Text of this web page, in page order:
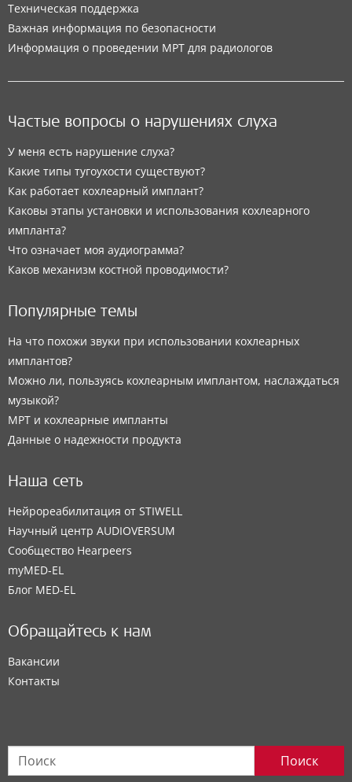
Техническая поддержка
Важная информация по безопасности
Информация о проведении МРТ для радиологов
Частые вопросы о нарушениях слуха
У меня есть нарушение слуха?
Какие типы тугоухости существуют?
Как работает кохлеарный имплант?
Каковы этапы установки и использования кохлеарного
импланта?
Что означает моя аудиограмма?
Каков механизм костной проводимости?
Популярные темы
На что похожи звуки при использовании кохлеарных
имплантов?
Можно ли, пользуясь кохлеарным имплантом, наслаждаться
музыкой?
МРТ и кохлеарные импланты
Данные о надежности продукта
Наша сеть
Нейрореабилитация от STIWELL
Научный центр AUDIOVERSUM
Сообщество Hearpeers
myMED‑EL
Блог MED-EL
Обращайтесь к нам
Вакансии
Контакты
Поиск